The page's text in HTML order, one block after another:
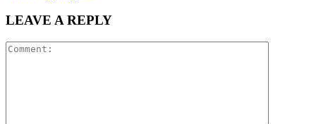
LEAVE A REPLY